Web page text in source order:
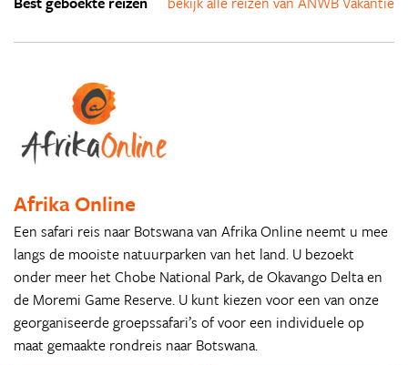
Afrika Online
Een safari reis naar Botswana van Afrika Online neemt u mee
langs de mooiste natuurparken van het land. U bezoekt
onder meer het Chobe National Park, de Okavango Delta en
de Moremi Game Reserve. U kunt kiezen voor een van onze
georganiseerde groepssafari’s of voor een individuele op
maat gemaakte rondreis naar Botswana.